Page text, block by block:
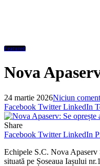
Featured
Nova
24 martie 2026Niciun
Facebook Twitter LinkedIn
Share
Facebook Twitter LinkedIn
Echipele S.C. Nova
situată pe Șoseaua Iașului